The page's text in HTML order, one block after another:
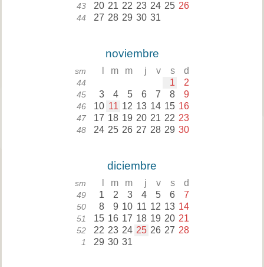
43 20 21 22 23 24 25 26
44 27 28 29 30 31
noviembre
sm m m j v s d
44 1 2
45 3 4 5 6 7 8 9
46 10 11 12 13 14 15 16
47 17 18 19 20 21 22 23
48 24 25 26 27 28 29 30
diciembre
sm m m j v s d
49 1 2 3 4 5 6 7
50 8 9 10 11 12 13 14
51 15 16 17 18 19 20 21
52 22 23 24 25 26 27 28
1 29 30 31